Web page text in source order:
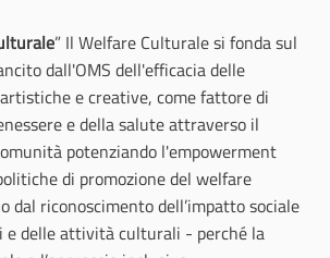
” Il Welfare Culturale si fonda sul
dall'OMS dell'efficacia delle
e creative, come fattore di
e della salute attraverso il
potenziando l'empowerment
di promozione del welfare
dal riconoscimento dell’impatto sociale
e delle attività culturali - perché la